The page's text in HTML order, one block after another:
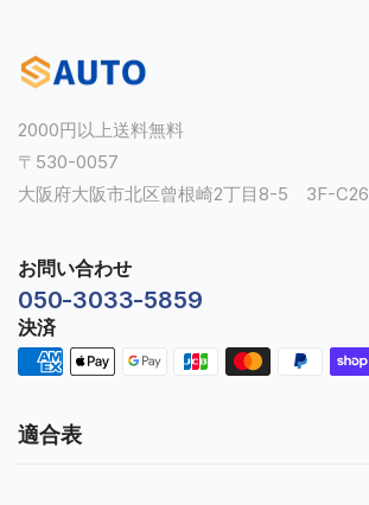
2000円以上送料無料
〒530-0057
大阪府大阪市北区曾根崎2丁目8-5 3F-C26
お問い合わせ
050-3033-5859
決済
適合表